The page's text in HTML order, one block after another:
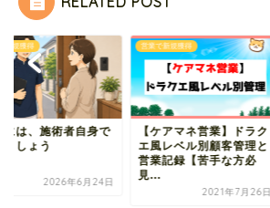
新規獲得
には、施術者自身で
ましょう
2026年6月24日
営業で新規獲得
【ケアマネ営業】ドラク
エ風レベル別顧客管理と
営業記録【苦手な方必
見...
2021年7月26日